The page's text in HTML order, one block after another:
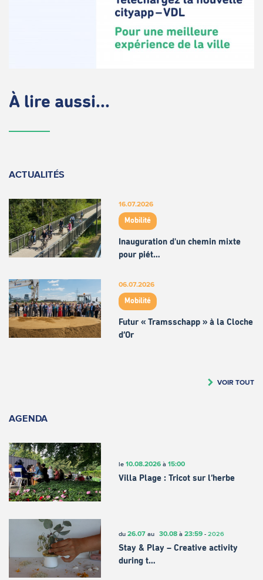
À lire aussi...
ACTUALITÉS
16.07.2026
Mobilité
Inauguration d'un chemin mixte
pour piét…
06.07.2026
Mobilité
Futur « Tramsschapp » à la Cloche
d’Or
VOIR TOUT
AGENDA
le 10.08.2026à 15:00
Villa Plage : Tricot sur l’herbe
du 26.07au 30.08à 23:59- 2026
Stay & Play – Creative activity
during t…